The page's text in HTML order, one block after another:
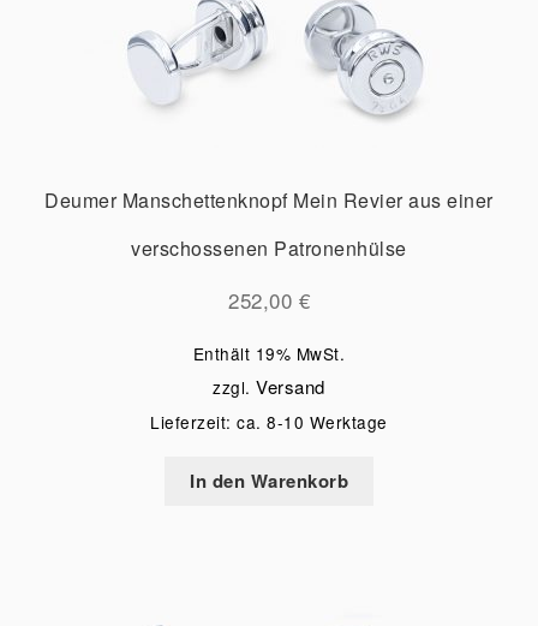
Deumer Manschettenknopf Mein Revier aus einer
verschossenen Patronenhülse
252,00 €
Enthält 19% MwSt.
zzgl.Versand
Lieferzeit: ca. 8-10 Werktage
In den Warenkorb